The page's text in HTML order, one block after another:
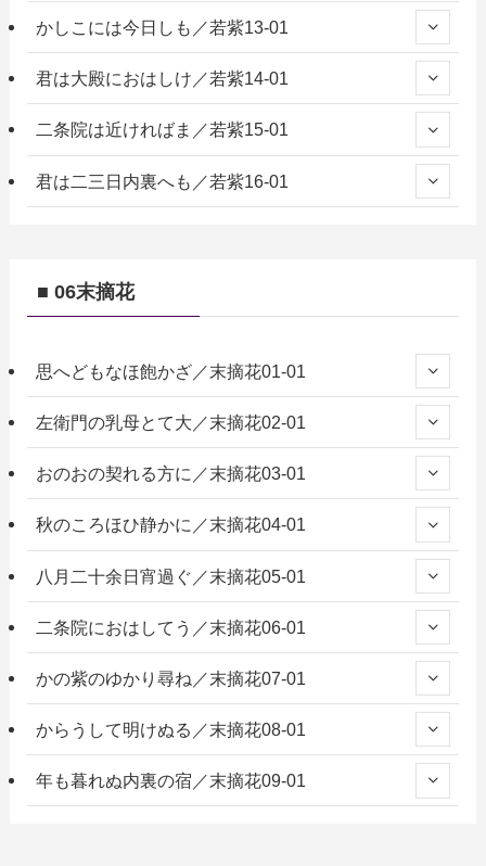
かしこには今日しも／若紫13-01
君は大殿におはしけ／若紫14-01
二条院は近ければま／若紫15-01
君は二三日内裏へも／若紫16-01
■ 06末摘花
思へどもなほ飽かざ／末摘花01-01
左衛門の乳母とて大／末摘花02-01
おのおの契れる方に／末摘花03-01
秋のころほひ静かに／末摘花04-01
八月二十余日宵過ぐ／末摘花05-01
二条院におはしてう／末摘花06-01
かの紫のゆかり尋ね／末摘花07-01
からうして明けぬる／末摘花08-01
年も暮れぬ内裏の宿／末摘花09-01